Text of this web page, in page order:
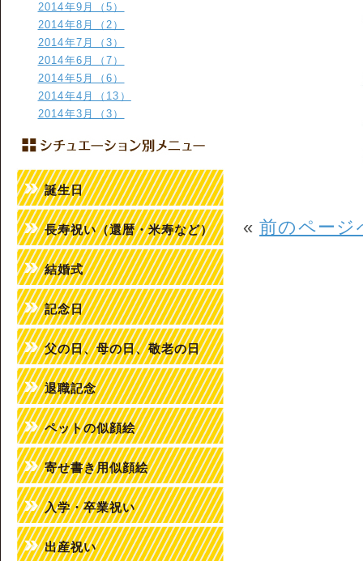
«前のページ
2014年9月（5）
2014年8月（2）
2014年7月（3）
2014年6月（7）
2014年5月（6）
2014年4月（13）
2014年3月（3）
誕生日
長寿祝い（還暦・米寿など）
結婚式
記念日
父の日、母の日、敬老の日
退職記念
ペットの似顔絵
寄せ書き用似顔絵
入学・卒業祝い
出産祝い